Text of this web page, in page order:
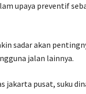
upaya preventif
sadar akan
jalan lainnya.
jakarta pusat, suku